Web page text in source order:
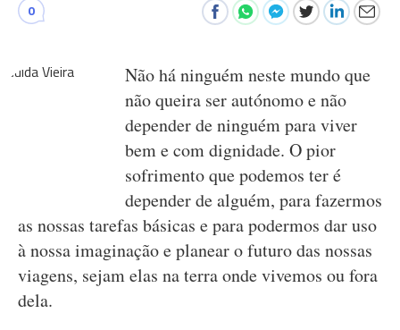
0
Não há ninguém neste mundo que
não queira ser autónomo e não
depender de ninguém para viver
bem e com dignidade. O pior
sofrimento que podemos ter é
depender de alguém, para fazermos
as nossas tarefas básicas e para podermos dar uso
à nossa imaginação e planear o futuro das nossas
viagens, sejam elas na terra onde vivemos ou fora
dela.